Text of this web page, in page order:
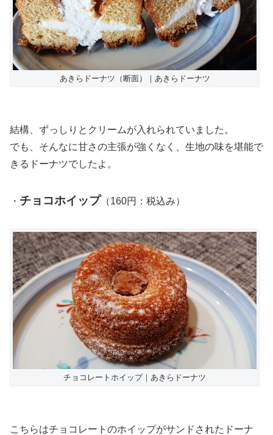
あきらドーナツ（断面）｜あきらドーナツ
結構、ずっしりとクリームが入れられていました。
でも、そんなに甘さの主張が強くなく、生地の味を堪能で
きるドーナツでしたよ。
・ チョコホイップ （160円：税込み）
チョコレートホイップ｜あきらドーナツ
こちらはチョコレートのホイップがサンドされたドーナ